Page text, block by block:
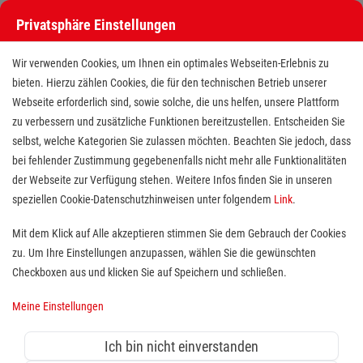
Stellenangebote bei den Maltesern
Stellenangebote bei den Maltesern
Finde deutschlandweit offene Stellen bei einem der größten
Arbeitgeber im Gesundheits- und Sozialwesen in Vollzeit,
Teilzeit, als Minijob, Trainee oder FSJ!
Suche
Jobs suchen
Privatsphäre Einstellungen
Wir verwenden Cookies, um Ihnen ein optimales Webseiten-Erlebnis zu
bieten. Hierzu zählen Cookies, die für den technischen Betrieb unserer
Webseite erforderlich sind, sowie solche, die uns helfen, unsere Plattform
zu verbessern und zusätzliche Funktionen bereitzustellen. Entscheiden Sie
selbst, welche Kategorien Sie zulassen möchten. Beachten Sie jedoch, dass
bei fehlender Zustimmung gegebenenfalls nicht mehr alle Funktionalitäten
der Webseite zur Verfügung stehen. Weitere Infos finden Sie in unseren
speziellen Cookie-Datenschutzhinweisen unter folgendem Link.
Mit dem Klick auf Alle akzeptieren stimmen Sie dem Gebrauch der Cookies
zu. Um Ihre Einstellungen anzupassen, wählen Sie die gewünschten
Checkboxen aus und klicken Sie auf Speichern und schließen.
Meine Einstellungen
Ich bin nicht einverstanden